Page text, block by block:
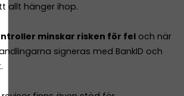
allt hänger ihop.
minskar risken för fel och när
signeras med BankID och